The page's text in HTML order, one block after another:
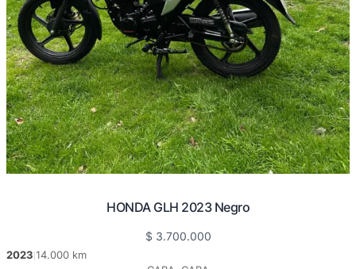
HONDA GLH 2023 Negro
$ 3.700.000
2023 14.000 km